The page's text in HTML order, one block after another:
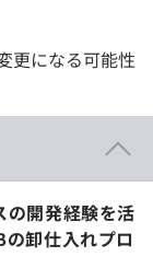
更になる可能性
の開発経験を活
の卸仕入れプロ